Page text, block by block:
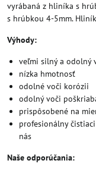
vyrábaná z hliníka s
s hrúbkou 4-5mm.
Výhody:
veľmi silný a odolný
nízka hmotnosť
odolné voči korózii
odolný voči
prispôsobené na
profesionálny
nás
Naše odporúčania: